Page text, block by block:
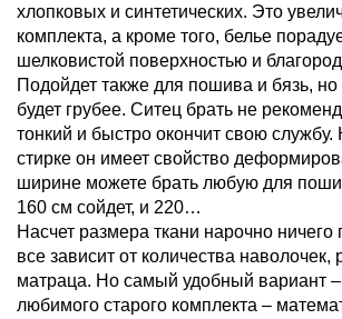
хлопковых и синтетических. Это
комплекта, а кроме того, белье
шелковистой поверхностью и
Подойдет также для пошива и бязь,
будет грубее. Ситец брать не
тонкий и быстро окончит свою службу.
стирке он имеет свойство
ширине можете брать любую для
160 см сойдет, и 220…
Насчет размера ткани нарочно ничего
все зависит от количества
матраца. Но самый удобный вариант –
любимого старого комплекта –